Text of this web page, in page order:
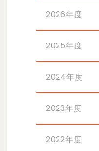
2026年度
2025年度
2024年度
2023年度
2022年度